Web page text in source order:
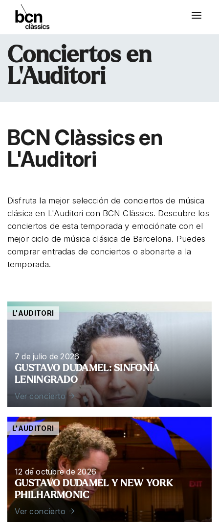
Conciertos en
L'Auditori
BCN Clàssics en
L'Auditori
Disfruta la mejor selección de conciertos de música
clásica en L'Auditori con BCN Clàssics. Descubre los
conciertos de esta temporada y emociónate con el
mejor ciclo de música clásica de Barcelona. Puedes
comprar entradas de conciertos o abonarte a la
temporada.
L'AUDITORI
7 de julio de 2026
GUSTAVO DUDAMEL: SINFONÍA
LENINGRADO
Ver concierto
L'AUDITORI
12 de octubre de 2026
GUSTAVO DUDAMEL Y NEW YORK
PHILHARMONIC
Ver concierto